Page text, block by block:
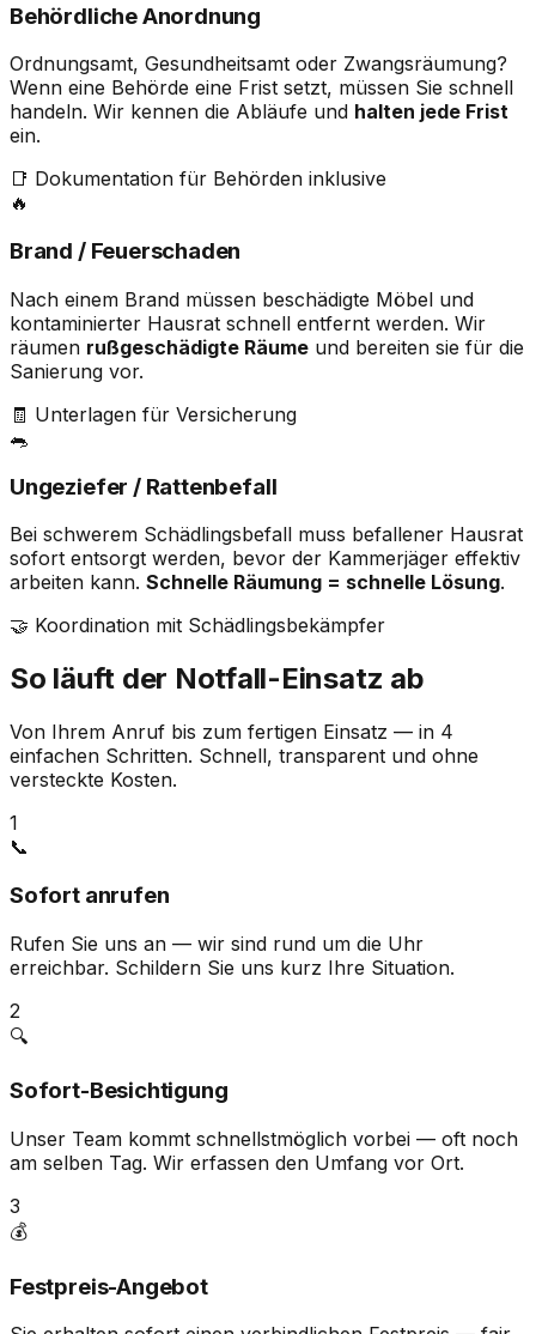
Behördliche Anordnung
Ordnungsamt, Gesundheitsamt oder Zwangsräumung?
Wenn eine Behörde eine Frist setzt, müssen Sie schnell
handeln. Wir kennen die Abläufe und halten jede Frist
ein.
📑 Dokumentation für Behörden inklusive
🔥
Brand / Feuerschaden
Nach einem Brand müssen beschädigte Möbel und
kontaminierter Hausrat schnell entfernt werden. Wir
räumen rußgeschädigte Räume und bereiten sie für die
Sanierung vor.
🧾 Unterlagen für Versicherung
🐀
Ungeziefer / Rattenbefall
Bei schwerem Schädlingsbefall muss befallener Hausrat
sofort entsorgt werden, bevor der Kammerjäger effektiv
arbeiten kann. Schnelle Räumung = schnelle Lösung.
🤝 Koordination mit Schädlingsbekämpfer
So läuft der Notfall-Einsatz ab
Von Ihrem Anruf bis zum fertigen Einsatz — in 4
einfachen Schritten. Schnell, transparent und ohne
versteckte Kosten.
1
📞
Sofort anrufen
Rufen Sie uns an — wir sind rund um die Uhr
erreichbar. Schildern Sie uns kurz Ihre Situation.
2
🔍
Sofort-Besichtigung
Unser Team kommt schnellstmöglich vorbei — oft noch
am selben Tag. Wir erfassen den Umfang vor Ort.
3
💰
Festpreis-Angebot